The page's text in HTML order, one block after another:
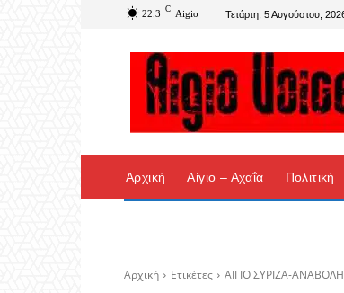
22.3 C Aigio Τετάρτη, 5 Αυγούστου,
Αρχική Αίγιο – Αχαΐα Πολιτική
Αρχική Ετικέτες ΑΙΓΙΟ ΣΥΡΙΖΑ-